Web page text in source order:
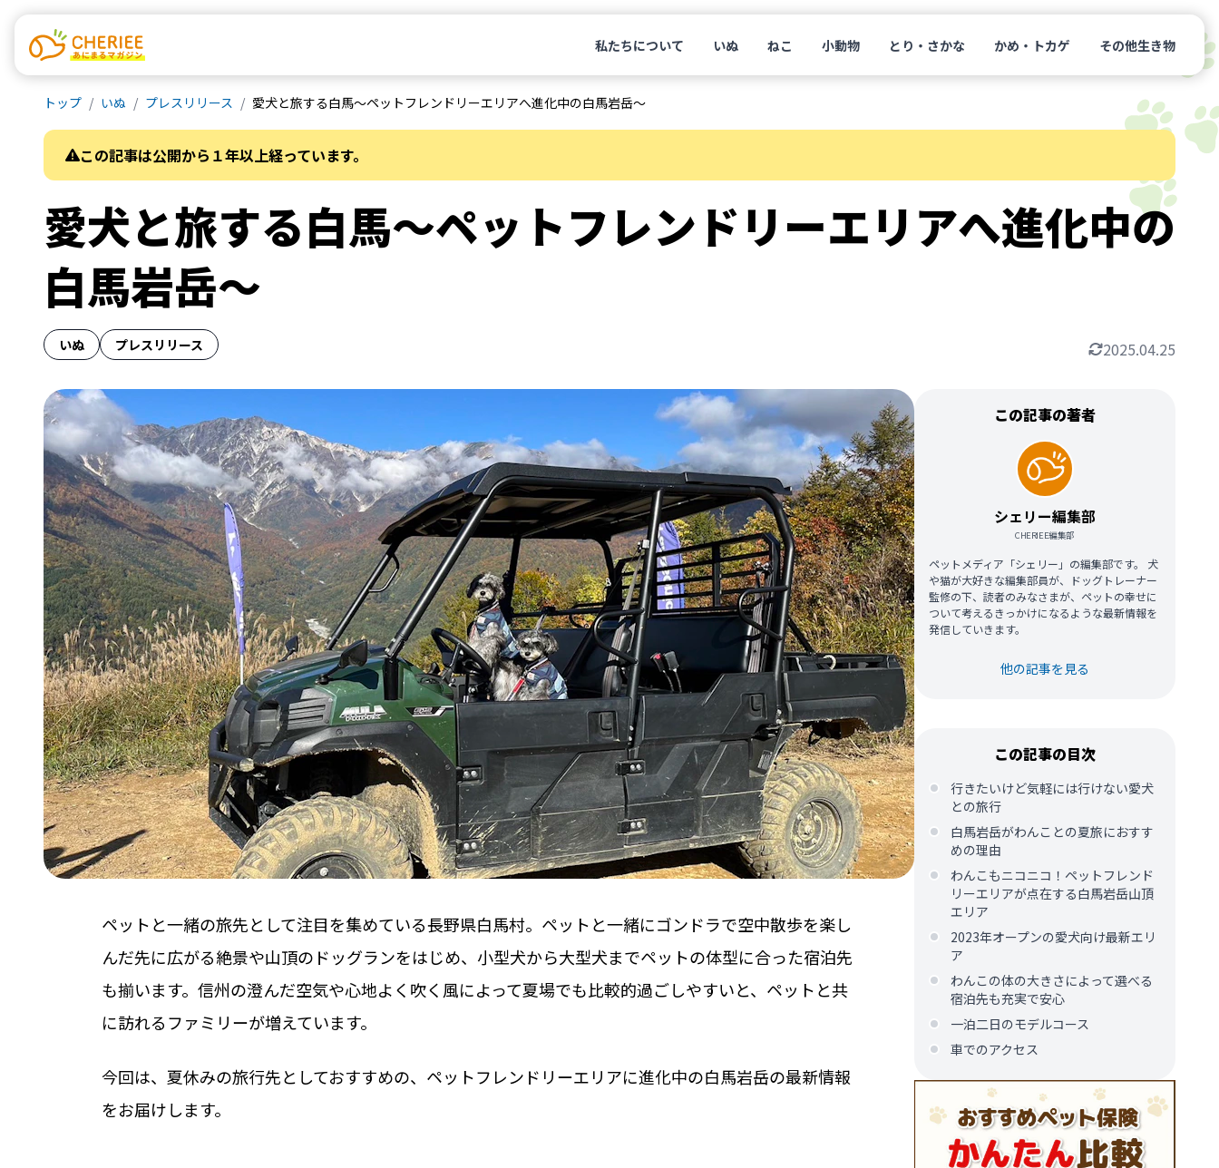
私たちについて いぬ ねこ 小動物 とり・さかな かめ・トカゲ その他生き物
トップ いぬ プレスリリース 愛犬と旅する⽩⾺～ペットフレンドリーエリアへ進化中の⽩⾺岩岳～
この記事は公開から１年以上経っています。
愛犬と旅する⽩⾺～ペットフレンドリーエリアへ進化中の
⽩⾺岩岳～
いぬ プレスリリース 2025.04.25
ペットと⼀緒の旅先として注⽬を集めている⻑野県⽩⾺村。ペットと⼀緒にゴンドラで空中散歩を楽し
んだ先に広がる絶景や⼭頂のドッグランをはじめ、⼩型⽝から⼤型⽝までペットの体型に合った宿泊先
も揃います。信州の澄んだ空気や⼼地よく吹く⾵によって夏場でも⽐較的過ごしやすいと、ペットと共
に訪れるファミリーが増えています。
今回は、夏休みの旅⾏先としておすすめの、ペットフレンドリーエリアに進化中の白馬岩岳の最新情報
をお届けします。
この記事の著者
シェリー編集部
CHERIEE編集部
ペットメディア「シェリー」の編集部です。 犬
や猫が大好きな編集部員が、ドッグトレーナー
監修の下、読者のみなさまが、ペットの幸せに
ついて考えるきっかけになるような最新情報を
発信していきます。
他の記事を見る
この記事の目次
行きたいけど気軽には行けない愛犬
との旅行
⽩⾺岩岳がわんことの夏旅におすす
めの理由
わんこもニコニコ！ペットフレンド
リーエリアが点在する⽩⾺岩岳⼭頂
エリア
2023年オープンの愛⽝向け最新エリ
ア
わんこの体の大きさによって選べる
宿泊先も充実で安心
一泊二日のモデルコース
車でのアクセス